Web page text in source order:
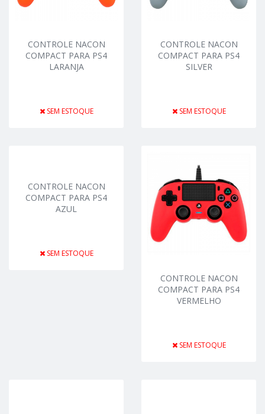
CONTROLE NACON
COMPACT PARA PS4
LARANJA
SEM ESTOQUE
CONTROLE NACON
COMPACT PARA PS4
SILVER
SEM ESTOQUE
CONTROLE NACON
COMPACT PARA PS4
AZUL
SEM ESTOQUE
CONTROLE NACON
COMPACT PARA PS4
VERMELHO
SEM ESTOQUE